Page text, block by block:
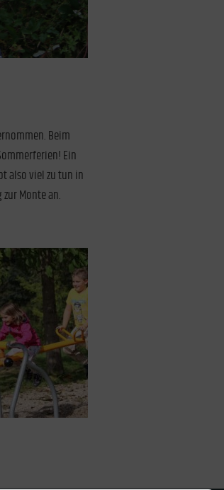
Beim
Ein
also viel zu tun in
Monte an.